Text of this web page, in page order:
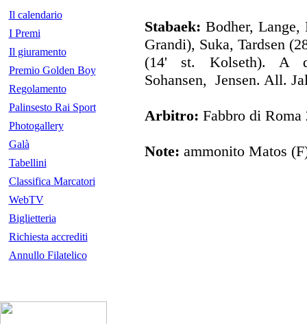
Il calendario
I Premi
Il giuramento
Premio Golden Boy
Regolamento
Palinsesto Rai Sport
Photogallery
Galà
Tabellini
Classifica Marcatori
WebTV
Biglietteria
Richiesta accrediti
Annullo Filatelico
Stabaek:Bodher,
Grandi), Suka, Tardsen
(14' st. Kolseth). A
Sohansen, Jensen. All.
Arbitro: Fabbro di Roma
Note: ammonito Matos